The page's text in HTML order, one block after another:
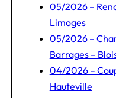
05/2026 –
Limoges
05/2026 –
Barrages –
04/2026 –
Hauteville